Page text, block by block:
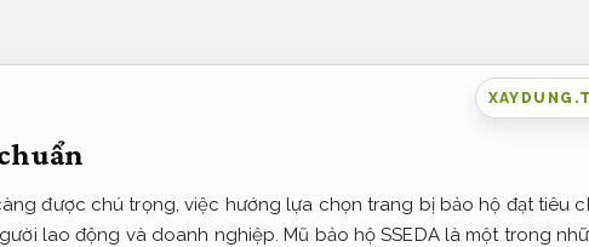
được chú trọng, việc hướng lựa chọn trang bị bảo hộ đạt tiêu
lao động và doanh nghiệp. Mũ bảo hộ SSEDA là một trong